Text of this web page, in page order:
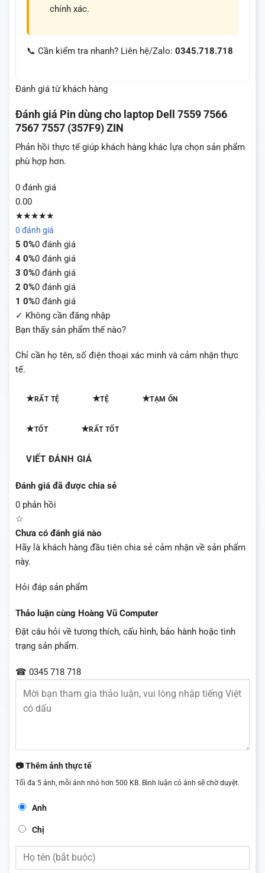
chính xác.
📞 Cần kiểm tra nhanh? Liên hệ/Zalo: 0345.718.718
Đánh giá từ khách hàng
Đánh giá Pin dùng cho laptop Dell 7559 7566
7567 7557 (357F9) ZIN
Phản hồi thực tế giúp khách hàng khác lựa chọn sản phẩm
phù hợp hơn.
0 đánh giá
0.00
★★★★★
0 đánh giá
5 0%0 đánh giá
4 0%0 đánh giá
3 0%0 đánh giá
2 0%0 đánh giá
1 0%0 đánh giá
✓ Không cần đăng nhập
Bạn thấy sản phẩm thế nào?
Chỉ cần họ tên, số điện thoại xác minh và cảm nhận thực
tế.
★RẤT TỆ ★TỆ ★TẠM ỔN
★TỐT ★RẤT TỐT
VIẾT ĐÁNH GIÁ
Đánh giá đã được chia sẻ
0 phản hồi
☆
Chưa có đánh giá nào
Hãy là khách hàng đầu tiên chia sẻ cảm nhận về sản phẩm
này.
Hỏi đáp sản phẩm
Thảo luận cùng Hoàng Vũ Computer
Đặt câu hỏi về tương thích, cấu hình, bảo hành hoặc tình
trạng sản phẩm.
☎ 0345 718 718
📷 Thêm ảnh thực tế
Tối đa 5 ảnh, mỗi ảnh nhỏ hơn 500 KB. Bình luận có ảnh sẽ chờ duyệt.
Anh
Chị